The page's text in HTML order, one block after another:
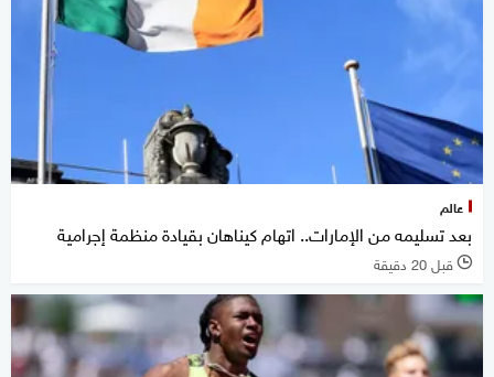
عالم
بعد تسليمه من الإمارات.. اتهام كيناهان بقيادة منظمة إجرامية
l قبل 20 دقيقة